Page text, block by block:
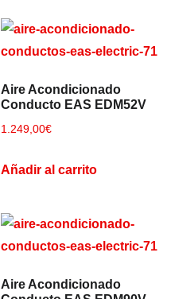
Aire Acondicionado
Conducto EAS EDM52V
1.249,00€
Añadir al carrito
Aire Acondicionado